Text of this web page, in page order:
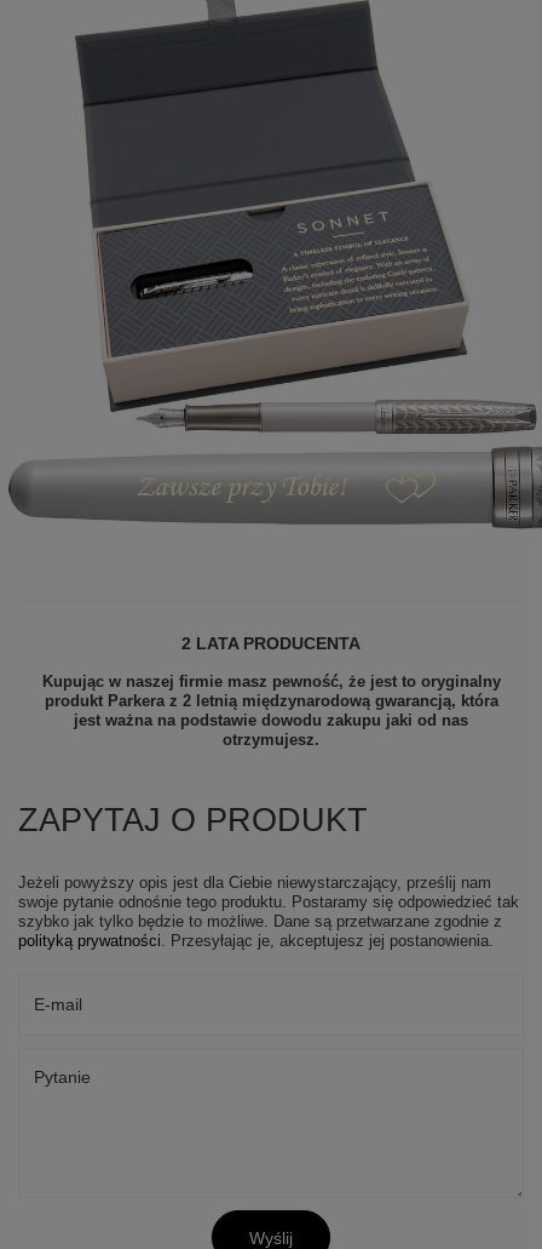
2 LATA PRODUCENTA
Kupując w naszej firmie masz pewność, że jest to oryginalny
produkt Parkera z 2 letnią międzynarodową gwarancją, która
jest ważna na podstawie dowodu zakupu jaki od nas
otrzymujesz.
ZAPYTAJ O PRODUKT
Jeżeli powyższy opis jest dla Ciebie niewystarczający, prześlij nam
swoje pytanie odnośnie tego produktu. Postaramy się odpowiedzieć tak
szybko jak tylko będzie to możliwe. Dane są przetwarzane zgodnie z
polityką prywatności. Przesyłając je, akceptujesz jej postanowienia.
E-mail
Pytanie
Wyślij